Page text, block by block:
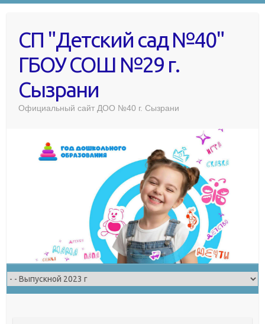
СП "Детский сад №40"
ГБОУ СОШ №29 г.
Сызрани
Официальный сайт ДОО №40 г. Сызрани